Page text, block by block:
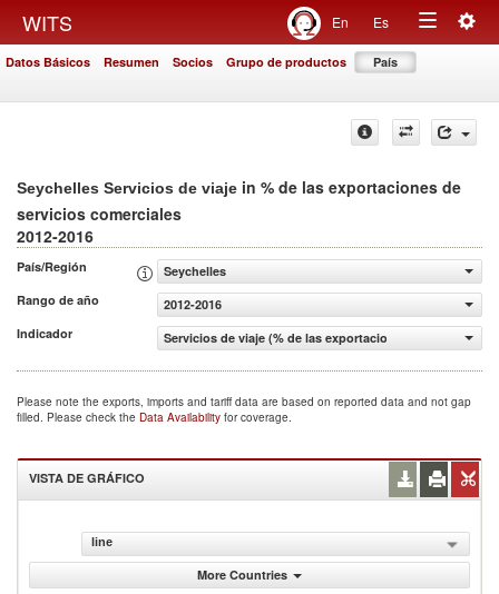
WITS En Es
Toggle
Datos Básicos Resumen Socios Grupo de productos País
Seychelles Servicios de viaje in % de las exportaciones de
servicios comerciales
2012-2016
País/Región
Seychelles
Rango de año
2012-2016
Indicador
Servicios de viaje (% de las exportaciones de servicios
Please note the exports, imports and tariff data are based on reported data and not gap
filled. Please check the Data Availability for coverage.
VISTA DE GRÁFICO
line
More Countries